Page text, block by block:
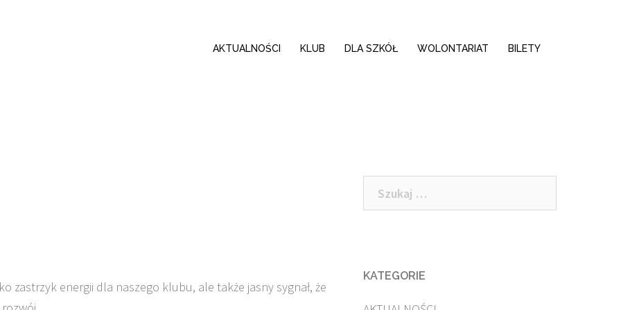
AKTUALNOŚCI KLUB DLA SZKÓŁ WOLONTARIAT BILETY
zastrzyk energii dla naszego klubu, ale także jasny sygnał, że
Szukaj:
KATEGORIE